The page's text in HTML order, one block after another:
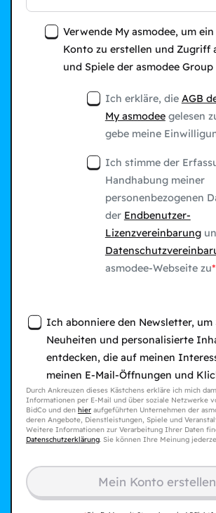
Verwende My asmodee, um
Konto zu erstellen und Zugriff
und Spiele der asmodee
Ich erkläre, die AGB
My asmodeegelesen
gebe meine
Ich stimme der
Handhabung meiner
personenbezogenen
der Endbenutzer-
Lizenzvereinbarung
asmodee-Webseite zu
Ich abonniere den Newsletter, um
Neuheiten und personalisierte
entdecken, die auf meinen
meinen E-Mail-Öffnungen und
Durch Ankreuzen dieses Kästchens erkläre ich mich
Informationen per E-Mail und über soziale Netzwerke
BidCo und den hier aufgeführten Unternehmen der
deren Angebote, Dienstleistungen, Spiele und
Weitere Informationen zur Verarbeitung Ihrer Daten
Datenschutzerklärung. Sie können Ihre Meinung
Mein Konto erstellen​